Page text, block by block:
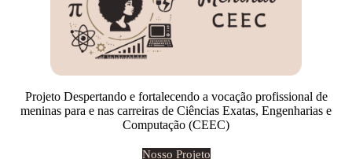
Projeto Despertando e fortalecendo a vocação profissional de
meninas para e nas carreiras de Ciências Exatas, Engenharias e
Computação (CEEC)
Nosso Projeto